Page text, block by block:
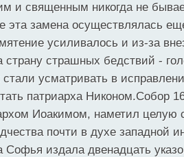
и священным никогда не
эта замена осуществлялась
усиливалось и из-за
страшных бедствий -
усматривать в
патриарха Никоном.Собор
Иоакимом, наметил целую
почти в духе западной
Софья издала двенадцать